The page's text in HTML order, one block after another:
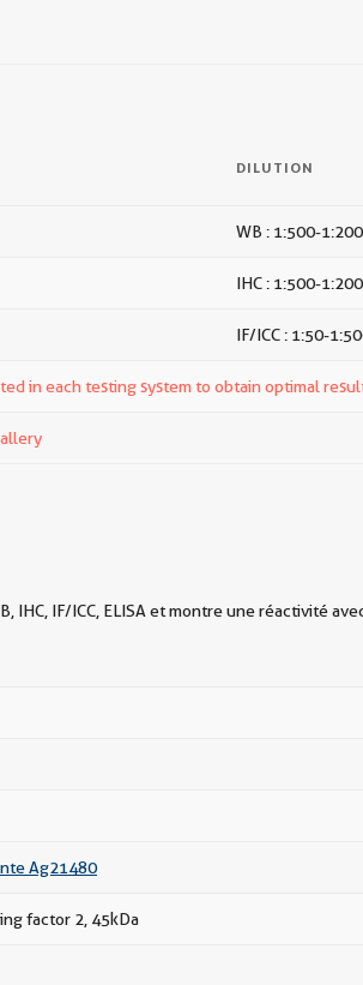
DILUTION
WB : 1:500-
IHC : 1:500-
IF/ICC : 1:50-
in each testing system to obtain optimal
IHC, IF/ICC, ELISA et montre une réactivité
Ag21480
factor 2, 45kDa